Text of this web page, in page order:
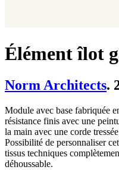
Élément îlot
Norm Architects.
Module avec base fabriquée
résistance finis avec une
la main avec une corde
Possibilité de personnaliser
tissus techniques
déhoussable.